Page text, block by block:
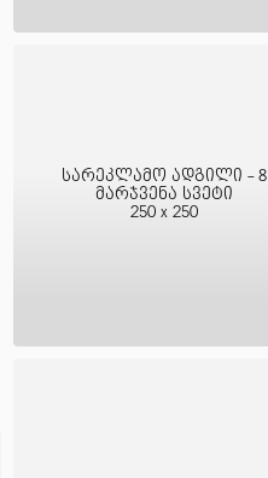
სარეკლამო ადგილი - 8
მარჯვენა სვეტი
250 x 250